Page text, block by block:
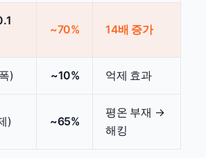
~70% 14배 증가
) ~10% 억제 효과
) ~65%
평온 부재 →
해킹